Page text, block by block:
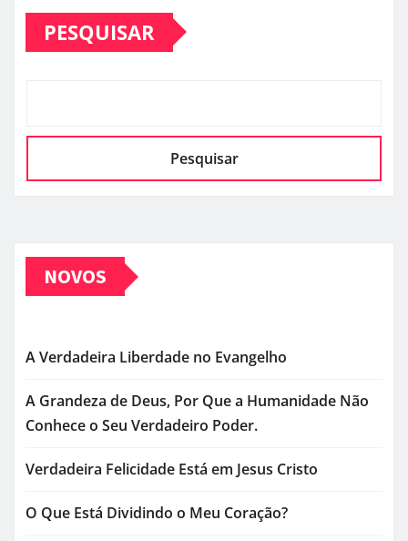
PESQUISAR
Pesquisar
NOVOS
A Verdadeira Liberdade no Evangelho
A Grandeza de Deus, Por Que a Humanidade Não
Conhece o Seu Verdadeiro Poder.
Verdadeira Felicidade Está em Jesus Cristo
O Que Está Dividindo o Meu Coração?